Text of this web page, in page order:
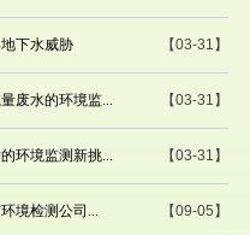
【03-31】
下水威胁
【03-31】
废水的环境监...
【03-31】
环境监测新挑...
【09-05】
境检测公司...